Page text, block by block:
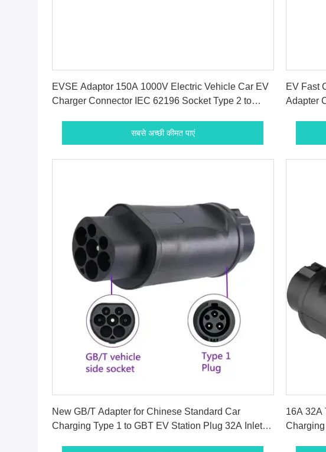
EVSE Adaptor 150A 1000V Electric Vehicle Car EV
Charger Connector IEC 62196 Socket Type 2 to
सबसे अच्छी कीमत पाएं
EV Fast
Adapter
New GB/T Adapter for Chinese Standard Car
Charging Type 1 to GBT EV Station Plug 32A Inlet
16A 32A